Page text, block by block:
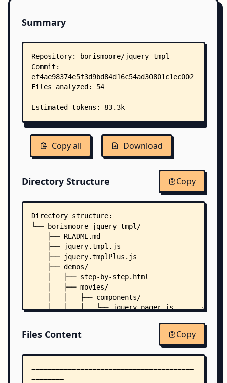
Summary
Copy all Download
Directory Structure Copy
Directory structure:
└── borismoore-jquery-tmpl/
    ├── README.md
    ├── jquery.tmpl.js
    ├── jquery.tmplPlus.js
    ├── demos/
    │   ├── step-by-step.html
    │   ├── movies/
    │   │   ├── components/
    │   │   │   └── jquery.pager.js
    │   │   │   ├── jquery-ui-1.8.1.custom.css
    │   │   │   └── movies.css
    │   │   │   ├── movies.html
    │   │   │   └── moviesNoGlobals.html
    │   │   └── PagesTmplPlus/
Files Content Copy